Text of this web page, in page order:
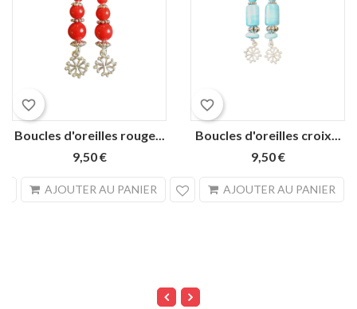
favorite_border
Boucles d'oreilles rouge...
9,50 €
AJOUTER AU PANIER search
favorite_border
Boucles d'oreilles croix...
9,50 €
AJOUTER AU PANIER